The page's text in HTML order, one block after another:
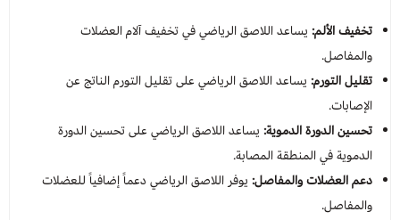
تخفيف الألم:يساعد اللاصق الرياضي في تخفيف آلام العضلات
والمفاصل.
تقليل التورم:يساعد اللاصق الرياضي على تقليل التورم الناتج عن
الإصابات.
تحسين الدورة الدموية:يساعد اللاصق الرياضي على تحسين الدورة
الدموية في المنطقة المصابة.
دعم العضلات والمفاصل:يوفر اللاصق الرياضي دعماً إضافياً للعضلات
والمفاصل.